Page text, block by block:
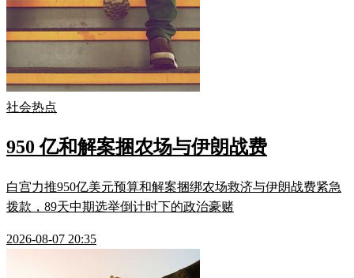
社会热点
950 亿和解案捆农场与伊朗战费
白宫力推950亿美元预算和解案捆绑农场救济与伊朗战费紧急
拨款，89天中期选举倒计时下的政治豪赌
2026-08-07 20:35